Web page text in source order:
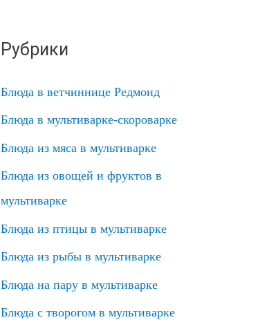
Рубрики
Блюда в ветчиннице Редмонд
Блюда в мультиварке-скороварке
Блюда из мяса в мультиварке
Блюда из овощей и фруктов в
мультиварке
Блюда из птицы в мультиварке
Блюда из рыбы в мультиварке
Блюда на пару в мультиварке
Блюда с творогом в мультиварке